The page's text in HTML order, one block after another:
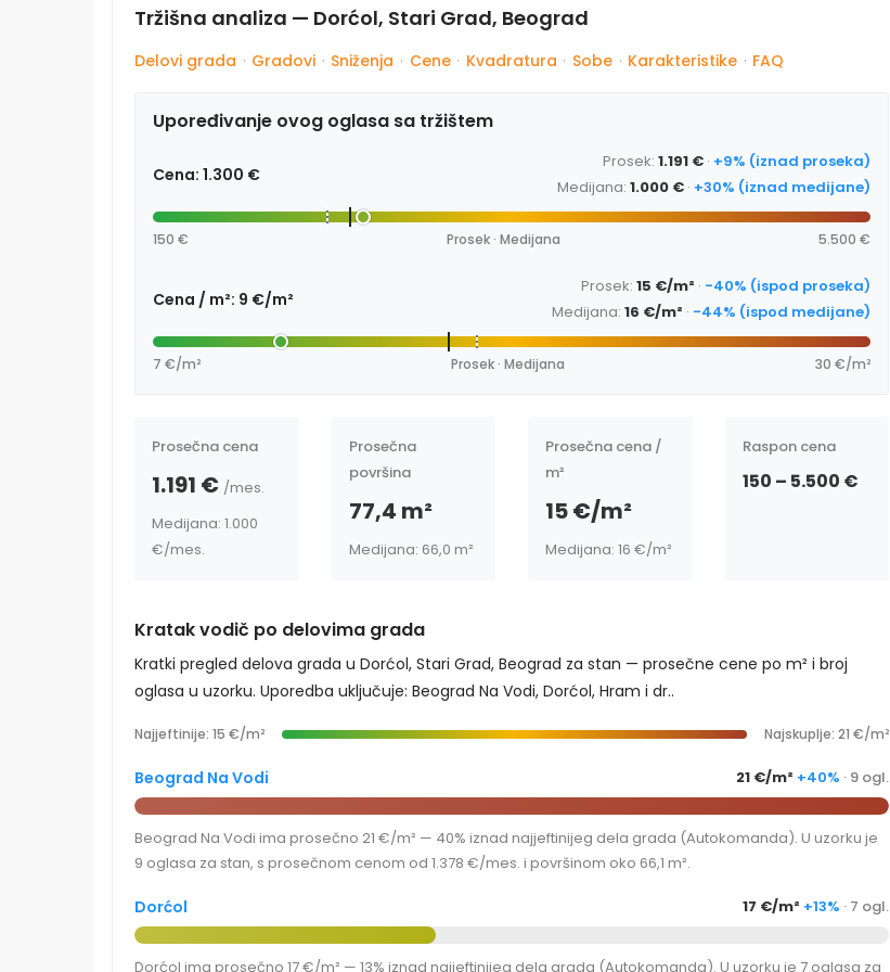
Tržišna analiza — Dorćol, Stari Grad, Beograd
Delovi grada · Gradovi · Sniženja · Cene · Kvadratura · Sobe · Karakteristike · FAQ
Upoređivanje ovog oglasa sa tržištem
Cena: 1.300 €
Prosek: 1.191 € · +9% (iznad proseka)
Medijana: 1.000 € · +30% (iznad medijane)
150 € Prosek · Medijana 5.500 €
Cena / m²: 9 €/m²
Prosek: 15 €/m² · -40% (ispod proseka)
Medijana: 16 €/m² · -44% (ispod medijane)
7 €/m² Prosek · Medijana 30 €/m²
Prosečna cena
1.191 € /mes.
Medijana: 1.000
€/mes.
Prosečna
površina
77,4 m²
Medijana: 66,0 m²
Prosečna cena /
m²
15 €/m²
Medijana: 16 €/m²
Raspon cena
150 – 5.500 €
Kratak vodič po delovima grada
Kratki pregled delova grada u Dorćol, Stari Grad, Beograd za stan — prosečne cene po m² i broj
oglasa u uzorku. Uporedba uključuje: Beograd Na Vodi, Dorćol, Hram i dr..
Najjeftinije: 15 €/m² Najskuplje: 21 €/m²
Beograd Na Vodi 21 €/m² +40% · 9 ogl.
Beograd Na Vodi ima prosečno 21 €/m² — 40% iznad najjeftinijeg dela grada (Autokomanda). U uzorku je
9 oglasa za stan, s prosečnom cenom od 1.378 €/mes. i površinom oko 66,1 m².
Dorćol 17 €/m² +13% · 7 ogl.
Dorćol ima prosečno 17 €/m² — 13% iznad najjeftinijeg dela grada (Autokomanda). U uzorku je 7 oglasa za